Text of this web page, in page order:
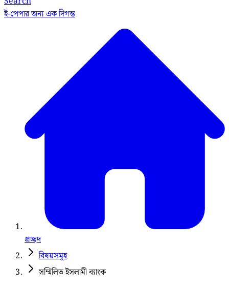
ই-পেপারঅন্য এক দিগন্ত
প্রচ্ছদ
বিষয়সমূহ
সম্মিলিত ইসলামী ব্যাংক